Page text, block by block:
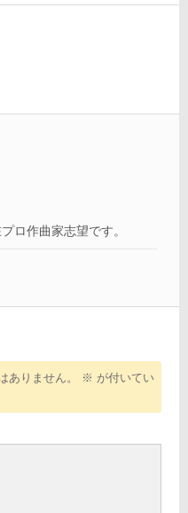
ロ作曲家志望です。
ありません。 ※ が付いてい